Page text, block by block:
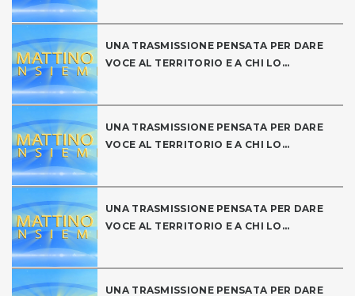
UNA TRASMISSIONE PENSATA PER DARE
VOCE AL TERRITORIO E A CHI LO...
UNA TRASMISSIONE PENSATA PER DARE
VOCE AL TERRITORIO E A CHI LO...
UNA TRASMISSIONE PENSATA PER DARE
VOCE AL TERRITORIO E A CHI LO...
UNA TRASMISSIONE PENSATA PER DARE